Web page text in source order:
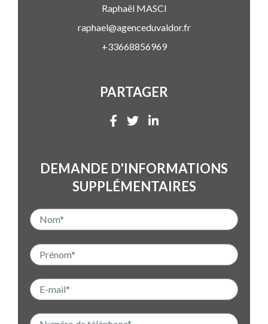
RaphaëlMASCI
raphael@agenceduvaldor.fr
+33668856969
PARTAGER
DEMANDE D'INFORMATIONS
SUPPLÉMENTAIRES